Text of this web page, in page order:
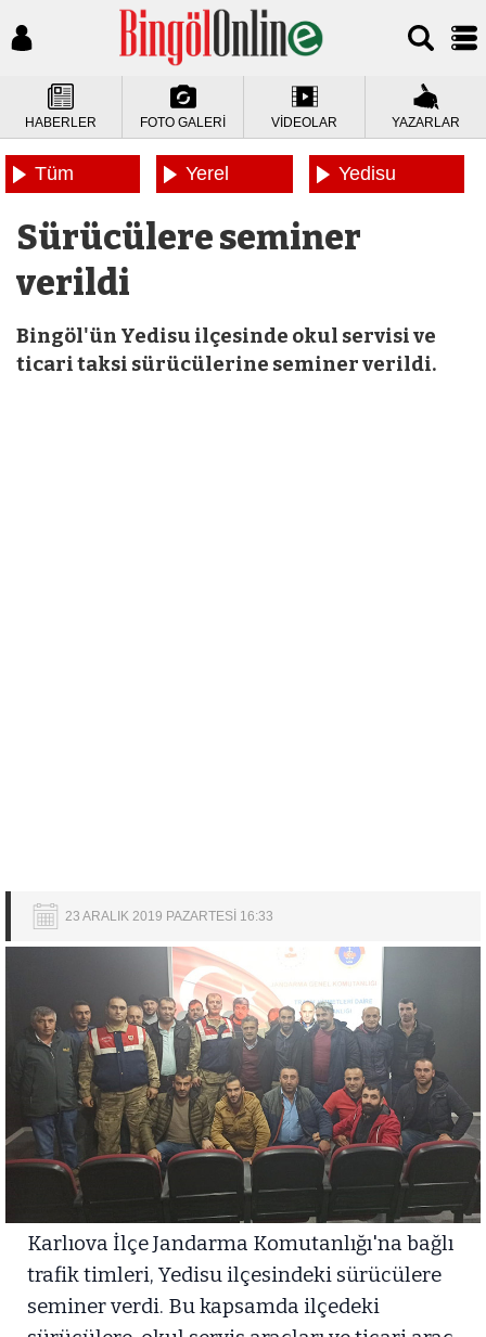
HABERLER FOTO GALERİ VİDEOLAR YAZARLAR
Tüm
Yerel
Yedisu
Sürücülere seminer
verildi
Bingöl'ün Yedisu ilçesinde okul servisi ve
ticari taksi sürücülerine seminer verildi.
23 ARALIK 2019 PAZARTESİ 16:33
Karlıova İlçe Jandarma Komutanlığı'na bağlı
trafik timleri, Yedisu ilçesindeki sürücülere
seminer verdi. Bu kapsamda ilçedeki